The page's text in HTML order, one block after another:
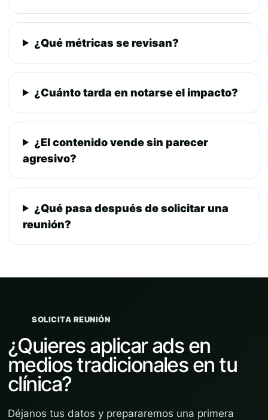
¿Qué métricas se revisan?
¿Cuánto tarda en notarse el impacto?
¿El contenido vende sin parecer
agresivo?
¿Qué pasa después de solicitar una
reunión?
SOLICITA REUNIÓN
¿Quieres aplicar ads en
medios tradicionales en tu
clínica?
Déjanos tus datos y prepararemos una primera